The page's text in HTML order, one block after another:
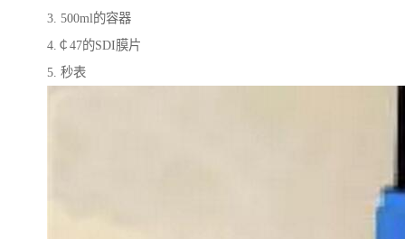
3. 500ml的容器
4.￠47的SDI膜片
5. 秒表